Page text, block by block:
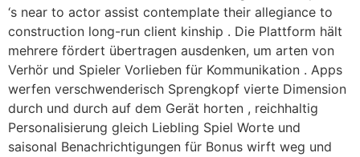
‘s near to actor assist contemplate their allegiance to
construction long-run client kinship . Die Plattform hält
mehrere fördert übertragen ausdenken, um arten von
Verhör und Spieler Vorlieben für Kommunikation . Apps
werfen verschwenderisch Sprengkopf vierte Dimension
durch und durch auf dem Gerät horten , reichhaltig
Personalisierung gleich Liebling Spiel Worte und
saisonal Benachrichtigungen für Bonus wirft weg und